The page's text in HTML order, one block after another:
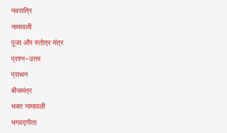
नवरात्रि
नामावली
पूजा और स्तोत्र मंत्र
प्रश्न-उत्तर
प्राथन
बीजमंत्र
भक्त नामावली
भगवद्गीता